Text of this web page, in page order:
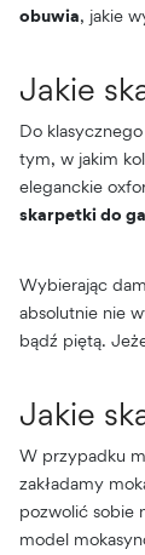
obuwia, jakie
Jakie
Do
tym, w jakim
eleganckie
skarpetki do
Wybierając
absolutnie nie
bądź piętą.
Jakie
W przypadku
zakładamy
pozwolić sobie
model